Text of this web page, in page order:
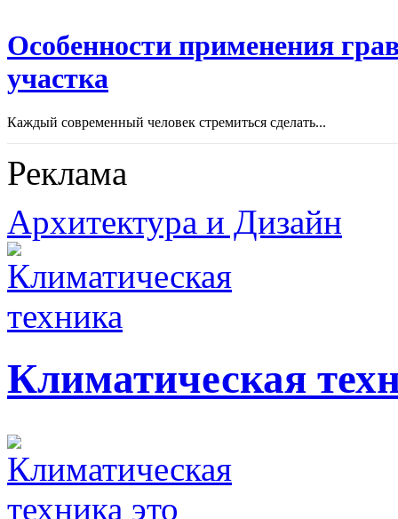
Особенности применения
участка
Каждый современный человек стремиться сделать...
Реклама
Архитектура и Дизайн
Климатическая